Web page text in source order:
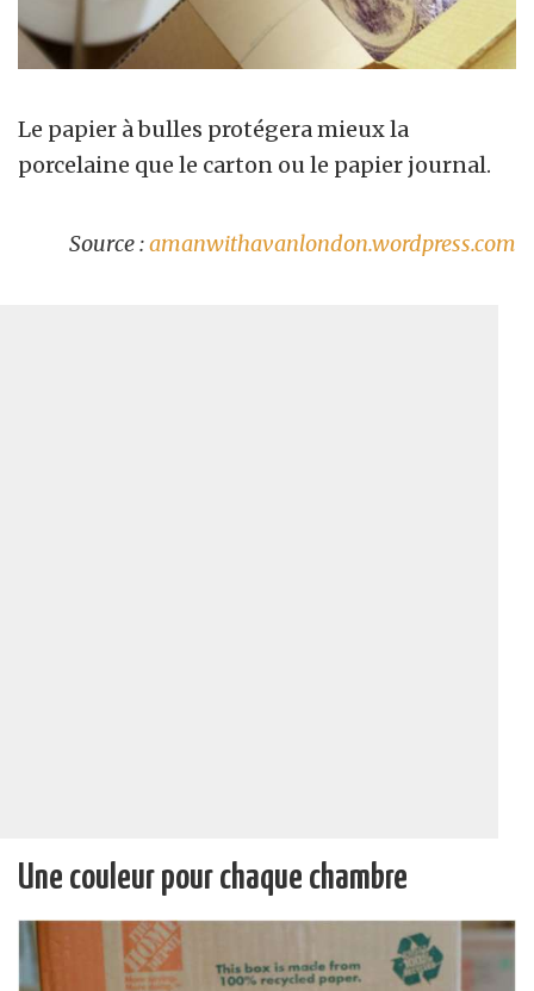
Le papier à bulles protégera mieux la
porcelaine que le carton ou le papier journal.
Source :amanwithavanlondon.wordpress.com
Une couleur pour chaque chambre